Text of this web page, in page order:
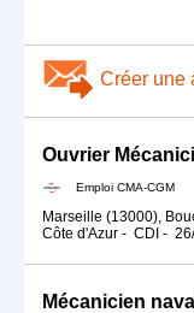
Créer une
Ouvrier
Emploi CMA-CGM
Marseille (13000),
Côte d'Azur - CDI -
Mécanicien